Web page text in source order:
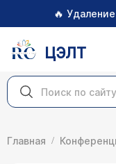
🔥
ЦЭЛТ
Главная